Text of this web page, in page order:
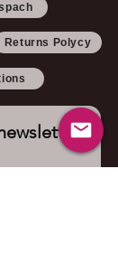
Returns Polycy